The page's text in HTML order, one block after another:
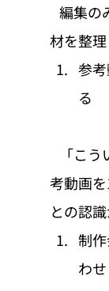
材を整
参
る
考動画
との認
制
わ